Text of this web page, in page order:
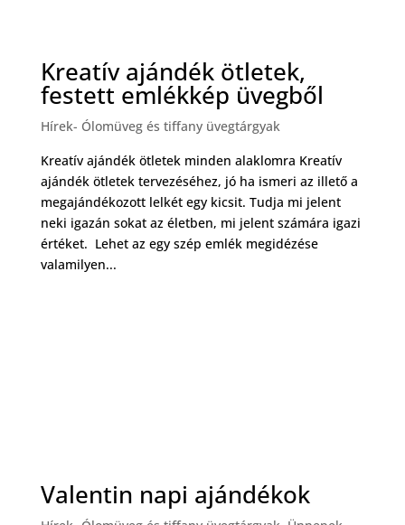
Kreatív ajándék ötletek,
festett emlékkép üvegből
Hírek- Ólomüveg és tiffany üvegtárgyak
Kreatív ajándék ötletek minden alaklomra Kreatív
ajándék ötletek tervezéséhez, jó ha ismeri az illető a
megajándékozott lelkét egy kicsit. Tudja mi jelent
neki igazán sokat az életben, mi jelent számára igazi
értéket. Lehet az egy szép emlék megidézése
valamilyen...
Valentin napi ajándékok